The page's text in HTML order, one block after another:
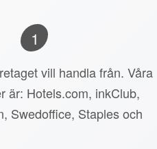
1
vill handla från. Våra
är: Hotels.com, inkClub,
Swedoffice, Staples och